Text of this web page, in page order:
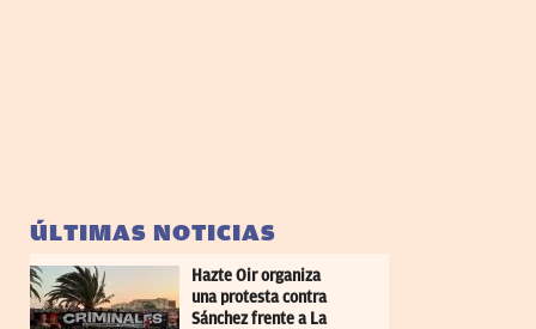
ÚLTIMAS NOTICIAS
Hazte Oir organiza
una protesta contra
Sánchez frente a La